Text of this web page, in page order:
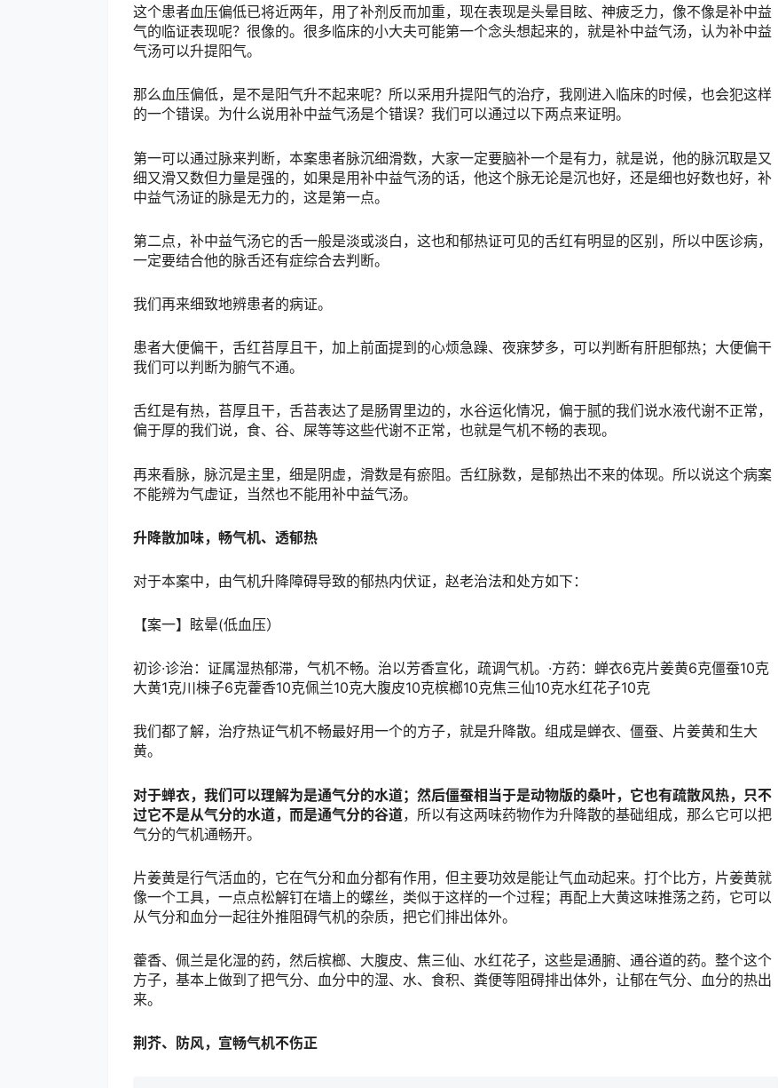
这个患者血压偏低已将近两年，用了补剂反而加重，现在表现是头晕目眩、神疲乏力，像不像是补中益
气的临证表现呢？很像的。很多临床的小大夫可能第一个念头想起来的，就是补中益气汤，认为补中益
气汤可以升提阳气。
那么血压偏低，是不是阳气升不起来呢？所以采用升提阳气的治疗，我刚进入临床的时候，也会犯这样
的一个错误。为什么说用补中益气汤是个错误？我们可以通过以下两点来证明。
第一可以通过脉来判断，本案患者脉沉细滑数，大家一定要脑补一个是有力，就是说，他的脉沉取是又
细又滑又数但力量是强的，如果是用补中益气汤的话，他这个脉无论是沉也好，还是细也好数也好，补
中益气汤证的脉是无力的，这是第一点。
第二点，补中益气汤它的舌一般是淡或淡白，这也和郁热证可见的舌红有明显的区别，所以中医诊病，
一定要结合他的脉舌还有症综合去判断。
我们再来细致地辨患者的病证。
患者大便偏干，舌红苔厚且干，加上前面提到的心烦急躁、夜寐梦多，可以判断有肝胆郁热；大便偏干
我们可以判断为腑气不通。
舌红是有热，苔厚且干，舌苔表达了是肠胃里边的，水谷运化情况，偏于腻的我们说水液代谢不正常，
偏于厚的我们说，食、谷、屎等等这些代谢不正常，也就是气机不畅的表现。
再来看脉，脉沉是主里，细是阴虚，滑数是有瘀阻。舌红脉数，是郁热出不来的体现。所以说这个病案
不能辨为气虚证，当然也不能用补中益气汤。
升降散加味， 畅气机、透郁热
对于本案中，由气机升降障碍导致的郁热内伏证，赵老治法和处方如下：
【案一】眩晕(低血压）
初诊·诊治：证属湿热郁滞，气机不畅。治以芳香宣化，疏调气机。·方药：蝉衣6克片姜黄6克僵蚕10克
大黄1克川楝子6克藿香10克佩兰10克大腹皮10克槟榔10克焦三仙10克水红花子10克
我们都了解，治疗热证气机不畅最好用一个的方子，就是升降散。组成是蝉衣、僵蚕、片姜黄和生大
黄。
对于蝉衣，我们可以理解为是通气分的水道；然后僵蚕相当于是动物版的桑叶，它也有疏散风热，只不
过它不是从气分的水道，而是通气分的谷道，所以有这两味药物作为升降散的基础组成，那么它可以把
气分的气机通畅开。
片姜黄是行气活血的，它在气分和血分都有作用，但主要功效是能让气血动起来。打个比方，片姜黄就
像一个工具，一点点松解钉在墙上的螺丝，类似于这样的一个过程；再配上大黄这味推荡之药，它可以
从气分和血分一起往外推阻碍气机的杂质，把它们排出体外。
藿香、佩兰是化湿的药，然后槟榔、大腹皮、焦三仙、水红花子，这些是通腑、通谷道的药。整个这个
方子，基本上做到了把气分、血分中的湿、水、食积、粪便等阻碍排出体外，让郁在气分、血分的热出
来。
荆芥、防风， 宣畅气机不伤正